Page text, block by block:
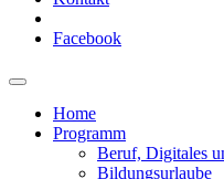
Facebook
Home
Programm
Beruf, Digitales
Bildungsurlaube